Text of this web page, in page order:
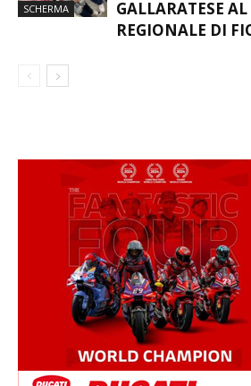
SCHERMA
GALLARATESE
REGIONALE DI